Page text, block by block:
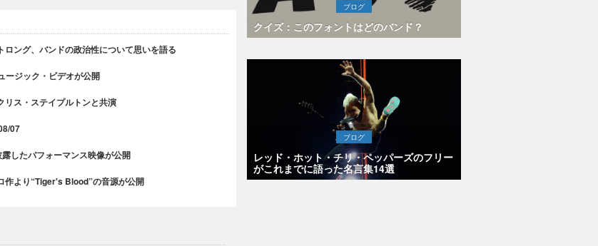
ング、バンドの政治性について思いを語る
ージック・ビデオが公開
リス・ステイプルトンと共演
07
したパフォーマンス映像が公開
作より“Tiger's Blood”の音源が公開
ブログ
クイズ：このフォントはどのバンド？
ブログ
レッド・ホット・チリ・ペッパーズのフリー
がこれまでに語った名言集14選